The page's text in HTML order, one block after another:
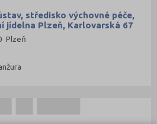
středisko výchovné péče,
jídelna Plzeň, Karlovarská 67
Plzeň